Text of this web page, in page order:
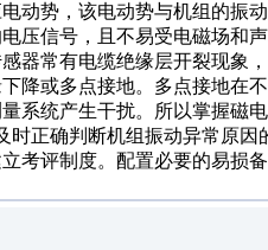
动势，该电动势与机组的振
压信号，且不易受电磁场和
器常有电缆绝缘层开裂现象
降或多点接地。多点接地在
系统产生干扰。所以掌握磁
时正确判断机组振动异常原
考评制度。配置必要的易损